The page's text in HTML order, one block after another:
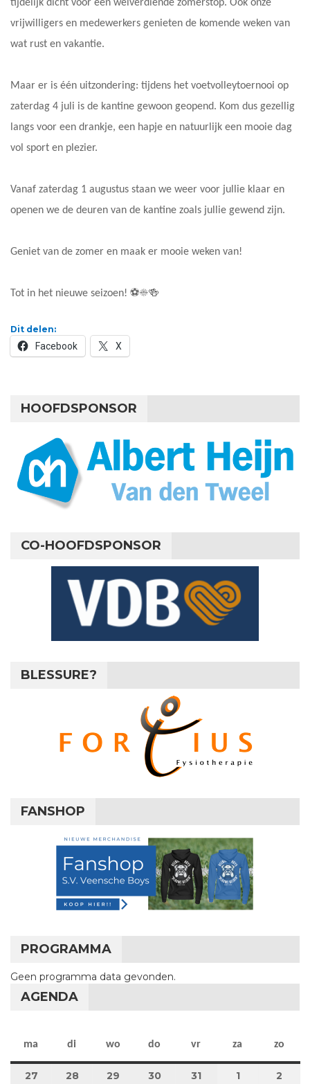
tijdelijk dicht voor een welverdiende zomerstop. Ook onze
vrijwilligers en medewerkers genieten de komende weken van
wat rust en vakantie.
Maar er is één uitzondering: tijdens het voetvolleytoernooi op
zaterdag 4 juli is de kantine gewoon geopend. Kom dus gezellig
langs voor een drankje, een hapje en natuurlijk een mooie dag
vol sport en plezier.
Vanaf zaterdag 1 augustus staan we weer voor jullie klaar en
openen we de deuren van de kantine zoals jullie gewend zijn.
Geniet van de zomer en maak er mooie weken van!
Tot in het nieuwe seizoen! ⚽☀️🍻
Dit delen:
Facebook X
HOOFDSPONSOR
CO-HOOFDSPONSOR
BLESSURE?
FANSHOP
PROGRAMMA
Geen programma data gevonden.
AGENDA
ma maandag
di dinsdag
wo woensdag
do donderdag
vr vrijdag
za zaterdag
zo
27 27 juli 2026
28 28 juli 2026
29 29 juli 2026
30 30 juli 2026
31 31 juli 2026
11 augustus
2